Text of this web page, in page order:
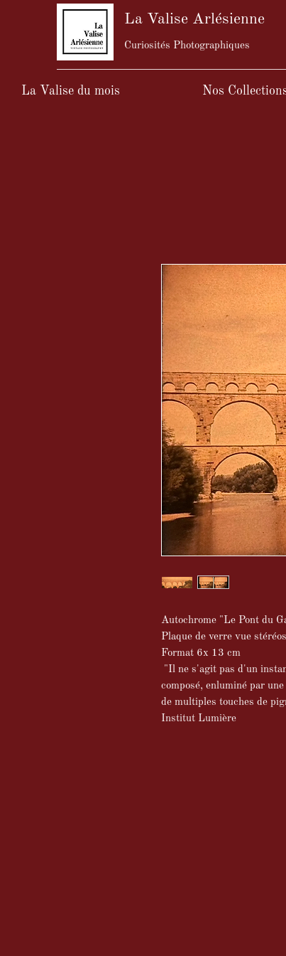
La Valise Arlésienne
Curiosités Photographiques
La Valise du mois Nos
Autochrome "Le Pont du
Plaque de verre vue
Format 6x 13 cm
"Il ne s'agit pas d'un
composé, enluminé par
de multiples touches de
Institut Lumière